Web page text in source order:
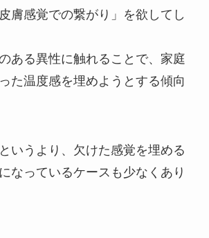
膚感覚での繋がり」を欲してし
ある異性に触れることで、家庭
た温度感を埋めようとする傾向
いうより、欠けた感覚を埋める
なっているケースも少なくあり